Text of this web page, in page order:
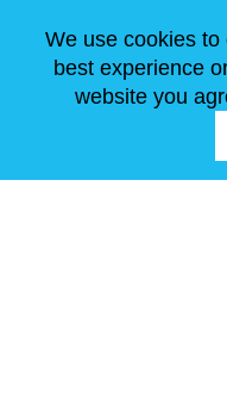
NOUS SUIVRE
We use cookies
best experience
website you